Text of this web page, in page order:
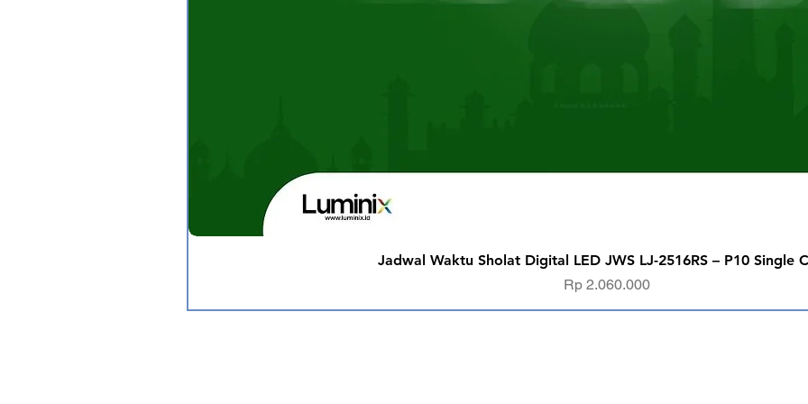
Quick View
Jadwal Waktu Sholat Digital LED JWS LJ-2516RS – P10 Single
Price
Rp 2.060.000